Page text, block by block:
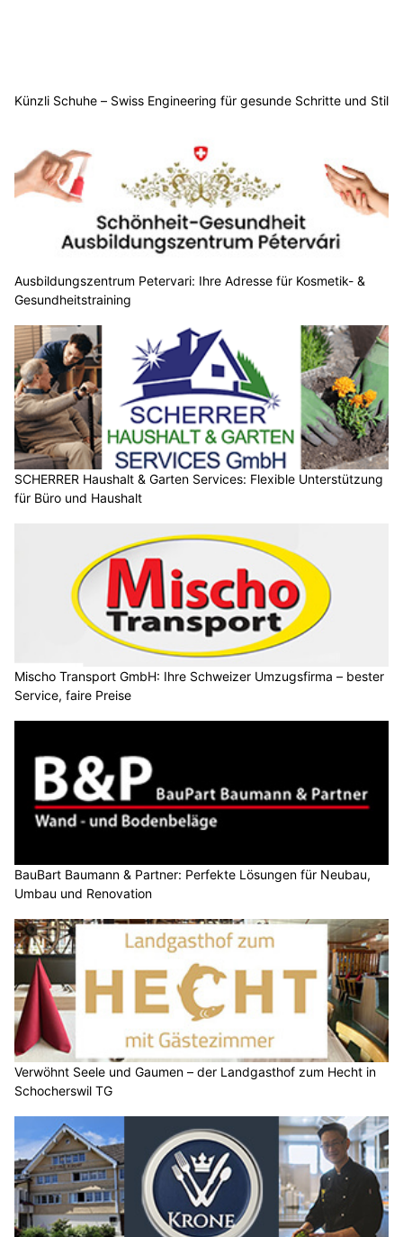
Künzli Schuhe – Swiss Engineering für gesunde Schritte und Stil
Ausbildungszentrum Petervari: Ihre Adresse für Kosmetik- &
Gesundheitstraining
SCHERRER Haushalt & Garten Services: Flexible Unterstützung
für Büro und Haushalt
Mischo Transport GmbH: Ihre Schweizer Umzugsfirma – bester
Service, faire Preise
BauBart Baumann & Partner: Perfekte Lösungen für Neubau,
Umbau und Renovation
Verwöhnt Seele und Gaumen – der Landgasthof zum Hecht in
Schocherswil TG